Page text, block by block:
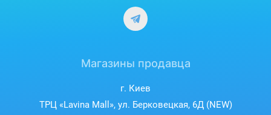
Магазины продавца
г. Киев
ТРЦ «Lavina Mall», ул. Берковецкая, 6Д (NEW)